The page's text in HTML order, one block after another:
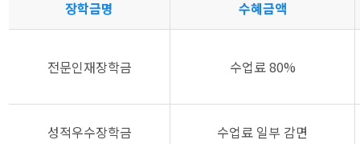
장학금명 수혜금액
전문인재장학금 수업료 80%
성적우수장학금 수업료 일부 감면